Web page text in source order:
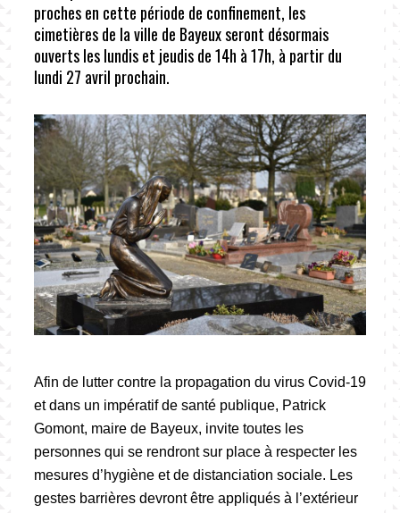
proches en cette période de confinement, les
cimetières de la ville de Bayeux seront désormais
ouverts les lundis et jeudis de 14h à 17h, à partir du
lundi 27 avril prochain.
Afin de lutter contre la propagation du virus Covid-19
et dans un impératif de santé publique, Patrick
Gomont, maire de Bayeux, invite toutes les
personnes qui se rendront sur place à respecter les
mesures d’hygiène et de distanciation sociale. Les
gestes barrières devront être appliqués à l’extérieur